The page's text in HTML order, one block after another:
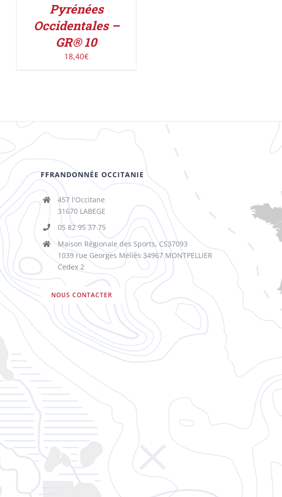
Pyrénées
Occidentales –
GR® 10
18,40€
FFRANDONNÉE OCCITANIE
457 l'Occitane
31670 LABEGE
05 82 95 37 75
Maison Régionale des Sports, CS37093
1039 rue Georges Méliès 34967 MONTPELLIER
Cedex 2
NOUS CONTACTER